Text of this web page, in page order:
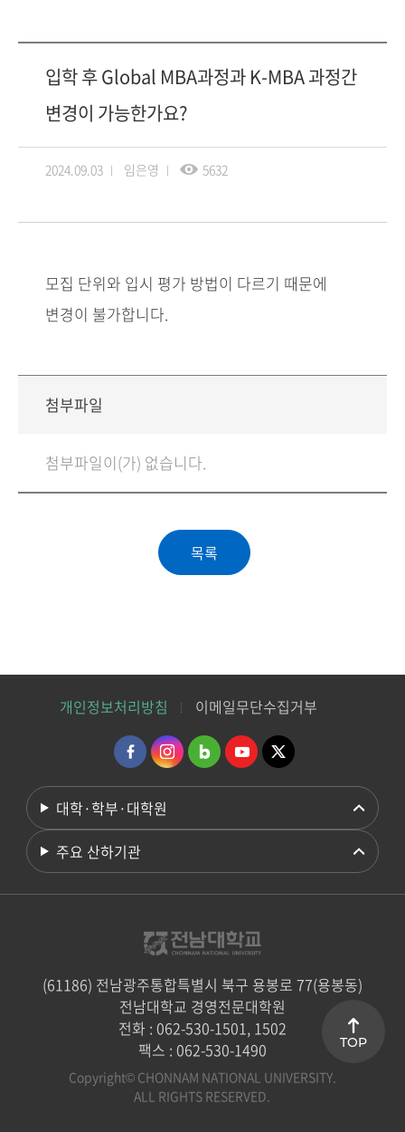
입학 후 Global MBA과정과 K-MBA 과정간
변경이 가능한가요?
2024.09.03 임은영 5632
모집 단위와 입시 평가 방법이 다르기 때문에
변경이 불가합니다.
첨부파일
첨부파일이(가) 없습니다.
개인정보처리방침 이메일무단수집거부
대학·학부·대학원
주요 산하기관
(61186) 전남광주통합특별시 북구 용봉로 77(용봉동)
전남대학교 경영전문대학원
전화 : 062-530-1501, 1502
팩스 : 062-530-1490
Copyright© CHONNAM NATIONAL UNIVERSITY.
ALL RIGHTS RESERVED.
TOP